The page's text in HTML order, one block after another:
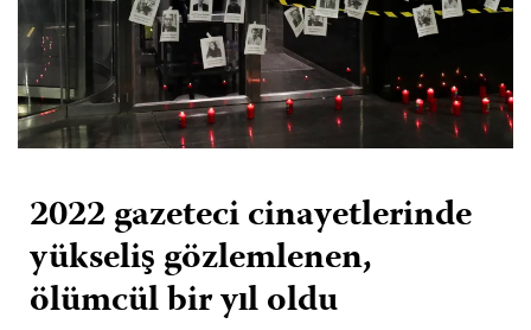
2022 gazeteci cinayetlerinde
yükseliş gözlemlenen,
ölümcül bir yıl oldu